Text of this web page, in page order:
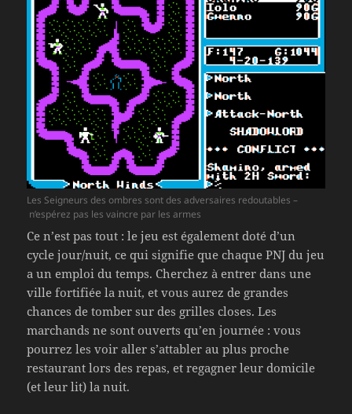
Les Seigneurs des ombres sont des adversaires redoutables –
n’espérez pas les vaincre par les armes
Ce n’est pas tout : le jeu est également doté d’un
cycle jour/nuit, ce qui signifie que chaque PNJ du jeu
a un emploi du temps. Cherchez à entrer dans une
ville fortifiée la nuit, et vous aurez de grandes
chances de tomber sur des grilles closes. Les
marchands ne sont ouverts qu’en journée : vous
pourrez les voir aller s’attabler au plus proche
restaurant lors des repas, et regagner leur domicile
(et leur lit) la nuit.